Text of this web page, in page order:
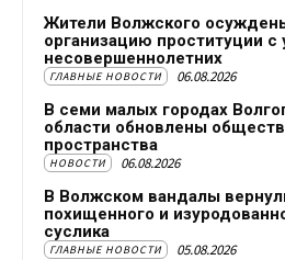
Жители Волжского
организацию проституции с
несовершеннолетних
ГЛАВНЫЕ НОВОСТИ 06.08.2026
В семи малых городах
области обновлены
пространства
НОВОСТИ 06.08.2026
В Волжском вандалы
похищенного и
суслика
ГЛАВНЫЕ НОВОСТИ 05.08.2026